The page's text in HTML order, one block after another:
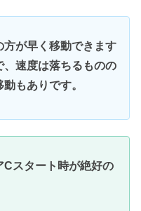
方が早く移動できます
速度は落ちるものの
もありです。
Cスタート時が絶好の